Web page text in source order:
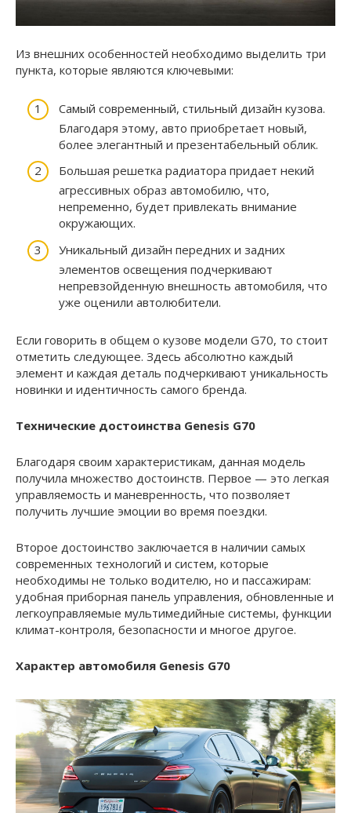
Из внешних особенностей необходимо выделить три
пункта, которые являются ключевыми:
Самый современный, стильный дизайн кузова.
Благодаря этому, авто приобретает новый,
более элегантный и презентабельный облик.
Большая решетка радиатора придает некий
агрессивных образ автомобилю, что,
непременно, будет привлекать внимание
окружающих.
Уникальный дизайн передних и задних
элементов освещения подчеркивают
непревзойденную внешность автомобиля, что
уже оценили автолюбители.
Если говорить в общем о кузове модели G70, то стоит
отметить следующее. Здесь абсолютно каждый
элемент и каждая деталь подчеркивают уникальность
новинки и идентичность самого бренда.
Технические достоинства Genesis G70
Благодаря своим характеристикам, данная модель
получила множество достоинств. Первое — это легкая
управляемость и маневренность, что позволяет
получить лучшие эмоции во время поездки.
Второе достоинство заключается в наличии самых
современных технологий и систем, которые
необходимы не только водителю, но и пассажирам:
удобная приборная панель управления, обновленные и
легкоуправляемые мультимедийные системы, функции
климат-контроля, безопасности и многое другое.
Характер автомобиля Genesis G70